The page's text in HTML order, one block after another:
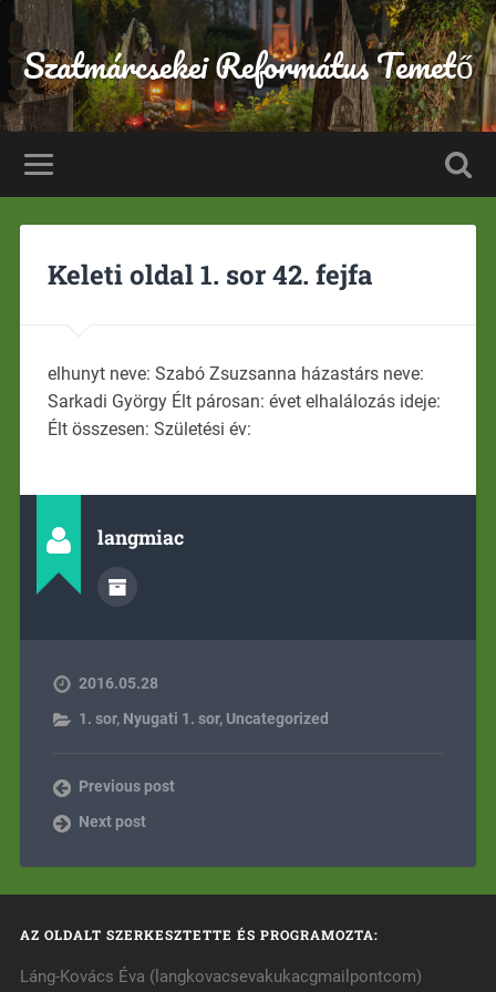
Szatmárcsekei Református Temető
Keleti oldal 1. sor 42. fejfa
elhunyt neve: Szabó Zsuzsanna házastárs neve:
Sarkadi György Élt párosan: évet elhalálozás ideje:
Élt összesen: Születési év:
langmiac
2016.05.28
1. sor, Nyugati 1. sor, Uncategorized
Previous post
Next post
AZ OLDALT SZERKESZTETTE ÉS PROGRAMOZTA:
Láng-Kovács Éva (langkovacsevakukacgmailpontcom)